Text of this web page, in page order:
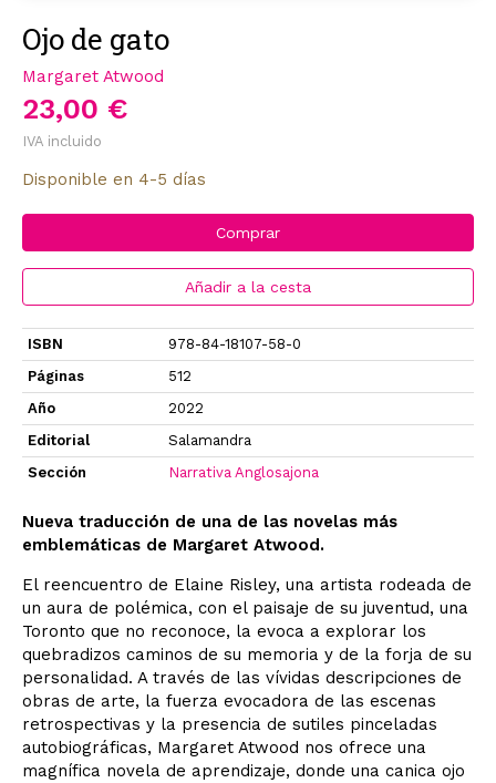
Ojo de gato
Margaret Atwood
23,00 €
IVA incluido
Disponible en 4-5 días
Comprar
Añadir a la cesta
ISBN
978-84-18107-58-0
Páginas
512
Año
2022
Editorial
Salamandra
Sección
Narrativa Anglosajona
Nueva traducción de una de las novelas más
emblemáticas de Margaret Atwood.
El reencuentro de Elaine Risley, una artista rodeada de
un aura de polémica, con el paisaje de su juventud, una
Toronto que no reconoce, la evoca a explorar los
quebradizos caminos de su memoria y de la forja de su
personalidad. A través de las vívidas descripciones de
obras de arte, la fuerza evocadora de las escenas
retrospectivas y la presencia de sutiles pinceladas
autobiográficas, Margaret Atwood nos ofrece una
magnífica novela de aprendizaje, donde una canica ojo